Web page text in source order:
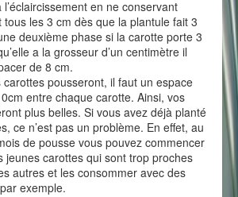
l’éclaircissement en ne conservant
tous les 3 cm dès que la plantule fait 3
deuxième phase si la carotte porte 3
a la grosseur d’un centimètre il
de 8 cm.
carottes pousseront, il faut un espace
entre chaque carotte. Ainsi, vos
plus belles. Si vous avez déjà planté
ce n’est pas un problème. En effet, au
de pousse vous pouvez commencer
jeunes carottes qui sont trop proches
autres et les consommer avec des
exemple.